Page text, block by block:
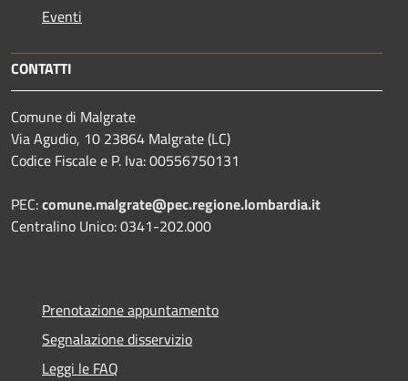
Eventi
CONTATTI
Comune di Malgrate
Via Agudio, 10 23864 Malgrate (LC)
Codice Fiscale e P. Iva: 00556750131
PEC:comune.malgrate@pec.regione.lombardia.it
Centralino Unico: 0341-202.000
Prenotazione appuntamento
Segnalazione disservizio
Leggi le FAQ